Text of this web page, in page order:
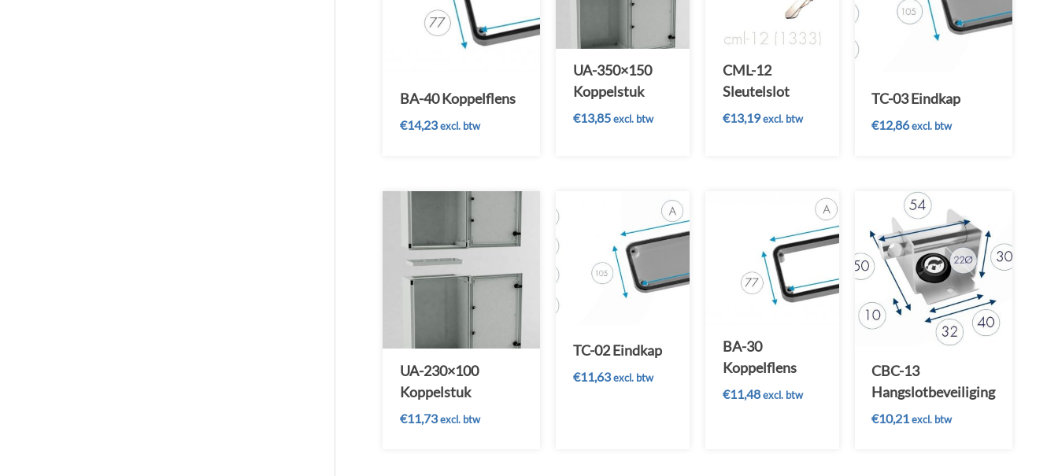
BA-40 Koppelflens
€14,23 excl. btw
UA-350×150
Koppelstuk
€13,85 excl. btw
CML-12
Sleutelslot
€13,19 excl. btw
TC-03 Eindkap
€12,86excl. btw
UA-230×100
Koppelstuk
€11,73 excl. btw
TC-02 Eindkap
€11,63 excl. btw
BA-30
Koppelflens
€11,48 excl. btw
CBC-13
Hangslotbeveiliging
€10,21 excl. btw